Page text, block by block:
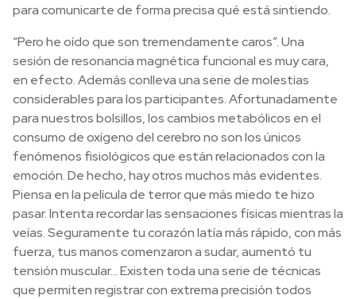
para comunicarte de forma precisa qué está sintiendo.
“Pero he oído que son tremendamente caros”. Una
sesión de resonancia magnética funcional es muy cara,
en efecto. Además conlleva una serie de molestias
considerables para los participantes. Afortunadamente
para nuestros bolsillos, los cambios metabólicos en el
consumo de oxígeno del cerebro no son los únicos
fenómenos fisiológicos que están relacionados con la
emoción. De hecho, hay otros muchos más evidentes.
Piensa en la película de terror que más miedo te hizo
pasar. Intenta recordar las sensaciones físicas mientras la
veías. Seguramente tu corazón latía más rápido, con más
fuerza, tus manos comenzaron a sudar, aumentó tu
tensión muscular… Existen toda una serie de técnicas
que permiten registrar con extrema precisión todos